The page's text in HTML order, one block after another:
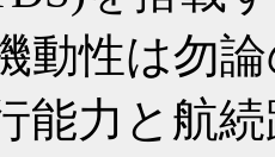
動性は勿
能力と航